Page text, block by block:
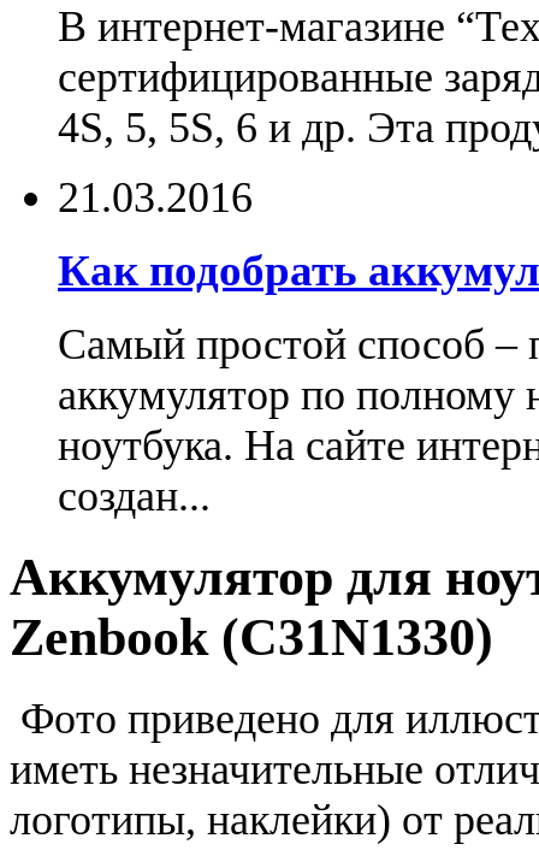
В интернет-магазине
сертифицированные
4S, 5, 5S, 6 и др. Эта
21.03.2016
Как подобрать
Самый простой способ –
аккумулятор по
ноутбука. На сайте
создан...
Аккумулятор для
Zenbook (C31N1330)
Фото приведено для
иметь незначительные
логотипы, наклейки) от